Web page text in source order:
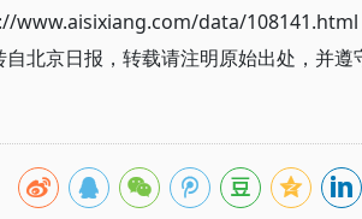
www.aisixiang.com/data/108141.html
北京日报，转载请注明原始出处，并遵